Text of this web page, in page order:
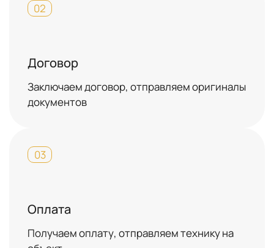
02
Договор
Заключаем договор, отправляем оригиналы
документов
03
Оплата
Получаем оплату, отправляем технику на